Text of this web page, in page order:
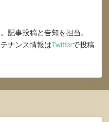
記事投稿と告知を担当。
ナンス情報はTwitterで投稿